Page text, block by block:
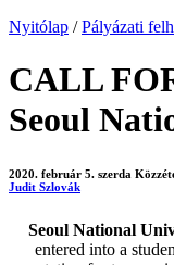
Nyitólap / Pályázati
CALL
Seoul
2020. február 5. szerda
Judit Szlovák
Seoul National
entered into a